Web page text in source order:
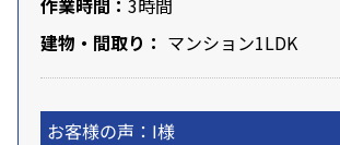
建物・間取り： マンション1LDK
お客様の声：I様